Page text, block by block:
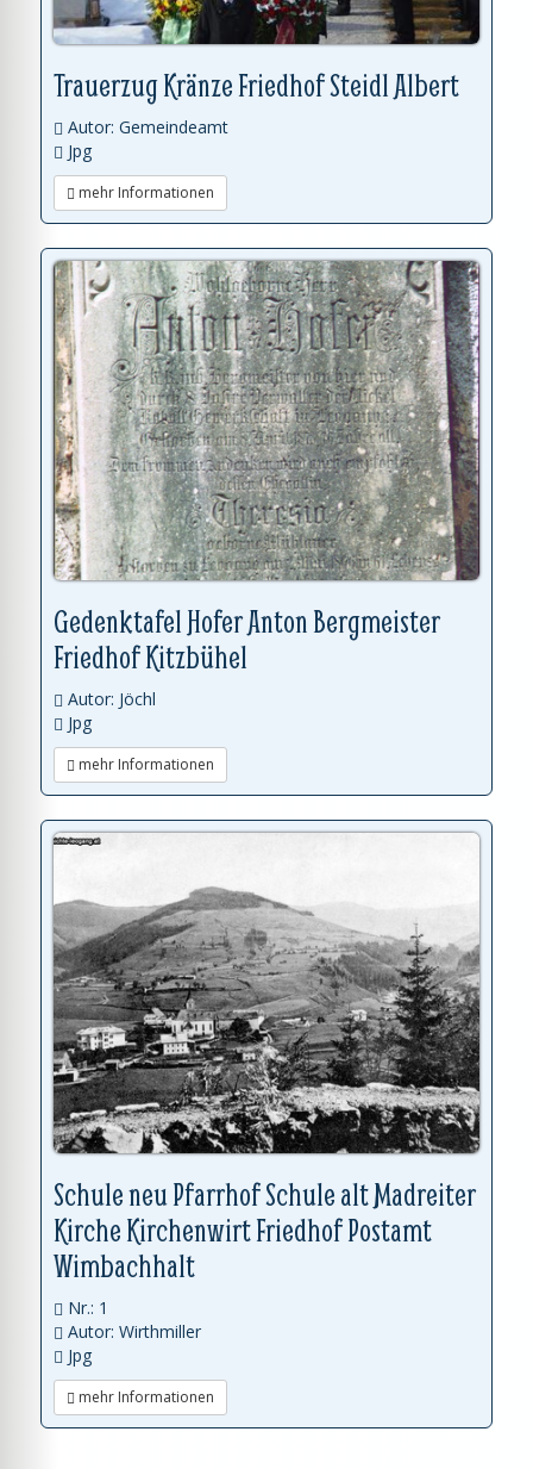
Trauerzug Kränze Friedhof Steidl Albert
Autor: Gemeindeamt
Jpg
mehr Informationen
Gedenktafel Hofer Anton Bergmeister
Friedhof Kitzbühel
Autor: Jöchl
Jpg
mehr Informationen
Schule neu Pfarrhof Schule alt Madreiter
Kirche Kirchenwirt Friedhof Postamt
Wimbachhalt
Nr.: 1
Autor: Wirthmiller
Jpg
mehr Informationen